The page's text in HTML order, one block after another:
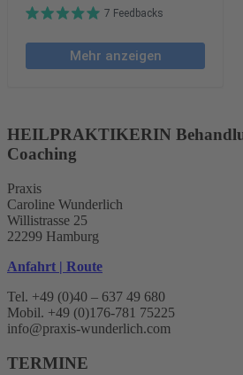
HEILPRAKTIKERIN
Coaching
Praxis
Caroline Wunderlich
Willistrasse 25
22299 Hamburg
Anfahrt | Route
Tel. +49 (0)40 – 637 49 680
Mobil. +49 (0)176-781 75225
info@praxis-wunderlich.com
TERMINE